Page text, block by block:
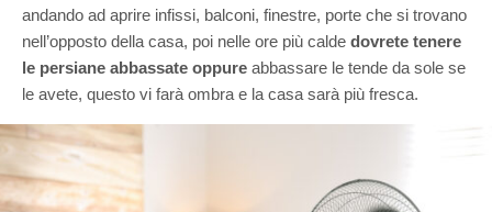
andando ad aprire infissi, balconi, finestre, porte che si trovano
nell’opposto della casa, poi nelle ore più calde dovrete tenere
le persiane abbassate oppure abbassare le tende da sole se
le avete, questo vi farà ombra e la casa sarà più fresca.